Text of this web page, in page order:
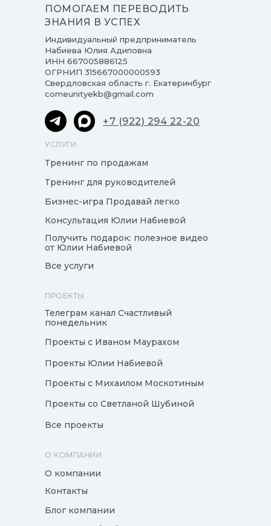
О КОМПАНИИ
УСЛУГИ
Индивидуальный предприниматель
Набиева Юлия Адиповна
ИНН 667005886125
ОГРНИП 315667000000593
Свердловская область г. Екатеринбург
comeunityekb@gmail.com
ПОМОГАЕМ ПЕРЕВОДИТЬ
ЗНАНИЯ В УСПЕХ
Консультация Юлии Набиевой
Все услуги
Бизнес-игра Продавай легко
Получить подарок: полезное видео
от Юлии Набиевой
Контакты
Блог компании
О компании
Телеграм канал Счастливый
понедельник
Тренинг по продажам
Проекты Юлии Набиевой
Проекты с Иваном Маурахом
Тренинг для руководителей
Проекты с Михаилом Москотиным
ПРОЕКТЫ
Проекты со Светланой Шубиной
Все проекты
+7 (922) 294 22-20